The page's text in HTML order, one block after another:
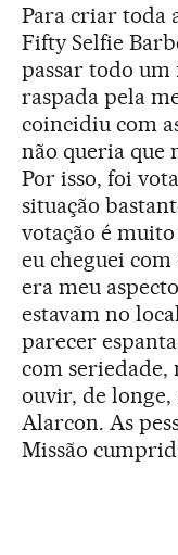
Para criar toda
Fifty Selfie
passar todo um
raspada pela
coincidiu com
não queria que
Por isso, foi
situação
votação é
eu cheguei
era meu
estavam no
parecer
com seriedade,
ouvir, de longe,
Alarcon. As
Missão